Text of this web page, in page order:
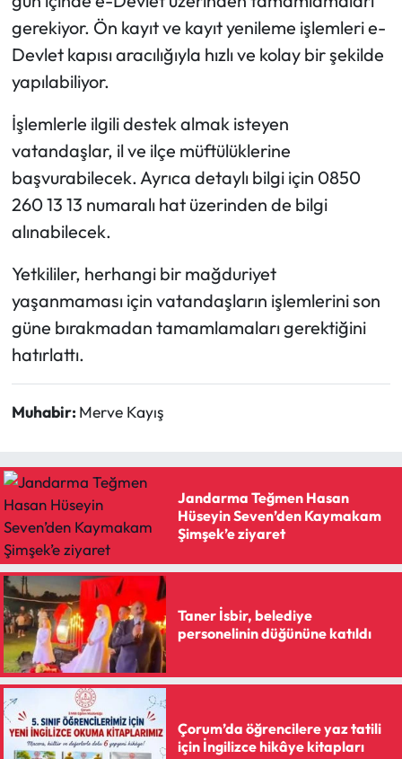
gerekiyor. Ön kayıt ve kayıt yenileme işlemleri e-
Devlet kapısı aracılığıyla hızlı ve kolay bir şekilde
yapılabiliyor.
İşlemlerle ilgili destek almak isteyen
vatandaşlar, il ve ilçe müftülüklerine
başvurabilecek. Ayrıca detaylı bilgi için 0850
260 13 13 numaralı hat üzerinden de bilgi
alınabilecek.
Yetkililer, herhangi bir mağduriyet
yaşanmaması için vatandaşların işlemlerini son
güne bırakmadan tamamlamaları gerektiğini
hatırlattı.
Muhabir: Merve Kayış
Jandarma Teğmen Hasan
Hüseyin Seven’den Kaymakam
Şimşek’e ziyaret
Taner İsbir, belediye
personelinin düğününe katıldı
Çorum’da öğrencilere yaz tatili
için İngilizce hikâye kitapları
Magazin
Mecitözü Haberleri
Ortaköy Haberleri
Osmancık Haberleri
Otomotiv
Resmi Reklam
Sağlık
Spor
Sungurlu Haberleri
Turizm
Uğurludağ Haberleri
Yaşam
Yayla Haber
Yemek Tarifleri